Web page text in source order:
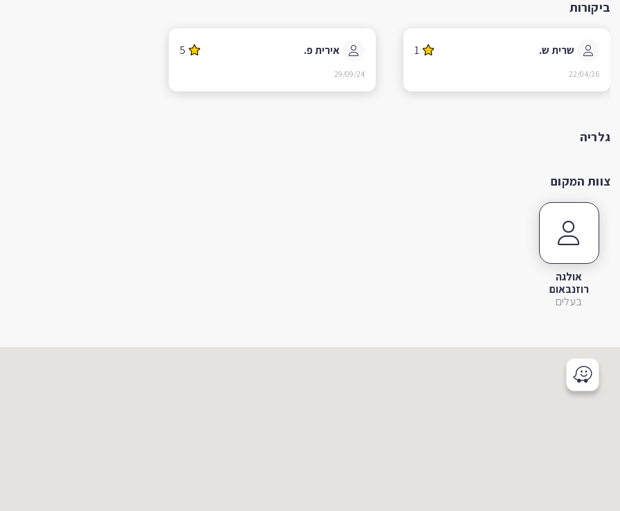
ביקורות
שרית ש. 1
22/04/26
אירית פ. 5
29/09/24
גלריה
צוות המקום
אולגה
רוזנבאום
בעלים